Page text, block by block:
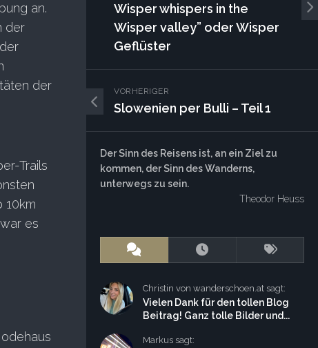
an.
der
der
Trails
10km
es
Wisper whispers in the
Wisper valley” oder Wisper
Geflüster
VORHERIGER
Slowenien per Bulli – Teil 1
Der Sinn des Reisens ist, an ein Ziel zu
kommen, der Sinn des Wanderns,
unterwegs zu sein.
Theodor Heuss
Christin von wanderschoen.at sagt:
Vielen Dank für den tollen Blog
Beitrag! Ganz tolle Bilder und...
Markus sagt: